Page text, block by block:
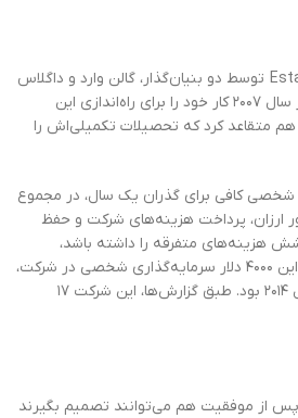
پلتفرم جستجوی خانه Estately توسط دو بنیان‌گذار، گالن وارد و داگلاس
کول، بوت‌استرپ شد. وارد در سال ۲۰۰۷ کار خود را برای راه‌اندازی این
متقاعد کرد که تحصیلات تکمیلی‌اش را
شخصی کافی برای گذران یک سال، در مجموع
سرور ارزان، پرداخت هزینه‌های شرکت و حفظ
هزینه‌های متفرقه را داشته باشد،
سرمایه‌گذاری کردند. نتیجه این ۴۰۰۰ دلار سرمایه‌گذاری شخصی در شرکت،
درآمد ۱ میلیون‌دلاری در سال ۲۰۱۴ بود. طبق گزارش‌ها، این شرکت ۱۷
از موفقیت هم می‌توانند تصمیم بگیرند